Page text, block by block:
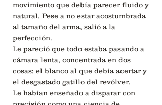
movimiento que debía parecer fluido y
natural. Pese a no estar acostumbrada
al tamaño del arma, salió a la
perfección.
Le pareció que todo estaba pasando a
cámara lenta, concentrada en dos
cosas: el blanco al que debía acertar y
el desgastado gatillo del revólver.
Le habían enseñado a disparar con